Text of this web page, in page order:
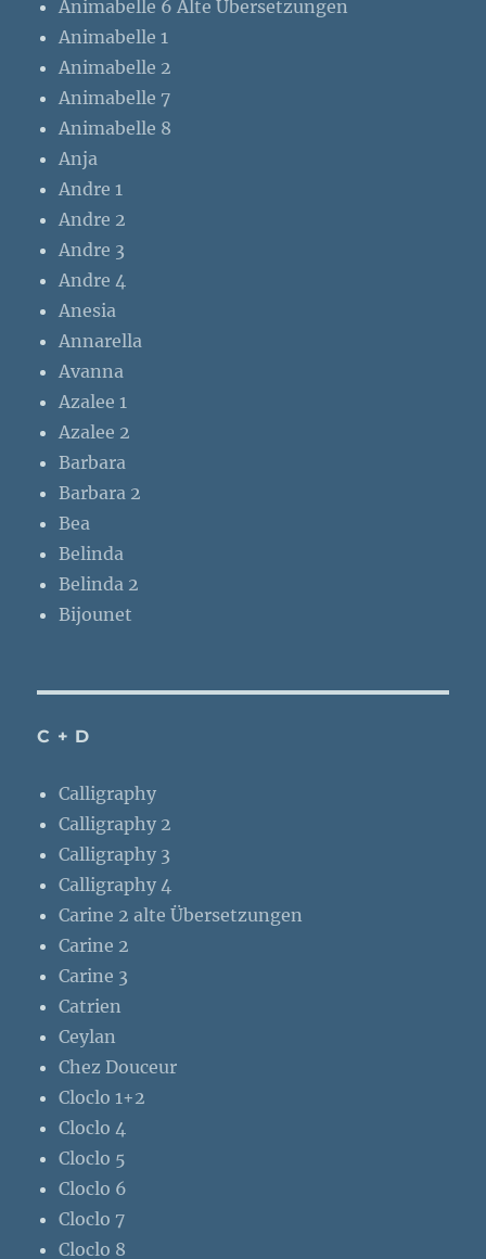
Animabelle 6 Alte Übersetzungen
Animabelle 1
Animabelle 2
Animabelle 7
Animabelle 8
Anja
Andre 1
Andre 2
Andre 3
Andre 4
Anesia
Annarella
Avanna
Azalee 1
Azalee 2
Barbara
Barbara 2
Bea
Belinda
Belinda 2
Bijounet
C + D
Calligraphy
Calligraphy 2
Calligraphy 3
Calligraphy 4
Carine 2 alte Übersetzungen
Carine 2
Carine 3
Catrien
Ceylan
Chez Douceur
Cloclo 1+2
Cloclo 4
Cloclo 5
Cloclo 6
Cloclo 7
Cloclo 8